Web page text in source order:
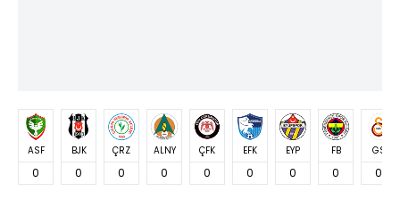
ASF
0
BJK
0
ÇRZ
0
ALNY
0
ÇFK
0
EFK
0
EYP
0
FB
0
GS
0